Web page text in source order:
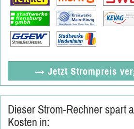
→ Jetzt Strompreis
Dieser Strom-Rechner spart
Kosten in: